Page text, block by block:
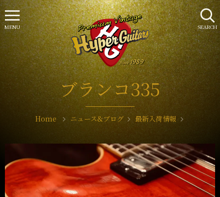
ブランコ335
Home ニュース&ブログ 最新入荷情報
SEARCH
MENU